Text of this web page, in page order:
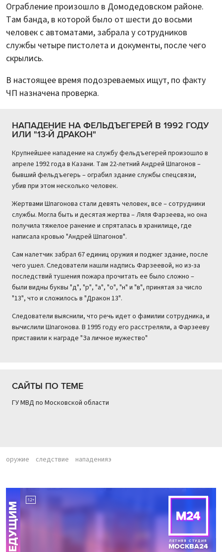
Ограбление произошло в Домодедовском районе.
Там банда, в которой было от шести до восьми
человек с автоматами, забрала у сотрудников
службы четыре пистолета и документы, после чего
скрылись.
В настоящее время подозреваемых ищут, по факту
ЧП назначена проверка.
НАПАДЕНИЕ НА ФЕЛЬДЪЕГЕРЕЙ В 1992 ГОДУ
ИЛИ "13-Й ДРАКОН"
Крупнейшее нападение на службу фельдъегерей произошло в
апреле 1992 года в Казани. Там 22-летний Андрей Шпагонов –
бывший фельдъегерь – ограбил здание службы спецсвязи,
убив при этом несколько человек.
Жертвами Шпагонова стали девять человек, все – сотрудники
службы. Могла быть и десятая жертва – Ляля Фарзеева, но она
получила тяжелое ранение и спряталась в хранилище, где
написала кровью "Андрей Шпагонов".
Сам налетчик забрал 67 единиц оружия и поджег здание, после
чего ушел. Следователи нашли надпись Фарзеевой, но из-за
последствий тушения пожара прочитать ее было сложно –
были видны буквы "д", "р", "а", "о", "н" и "в", принятая за число
"13", что и сложилось в "Дракон 13".
Следователи выяснили, что речь идет о фамилии сотрудника, и
вычислили Шпагонова. В 1995 году его расстреляли, а Фарзееву
приставили к награде "За личное мужество"
САЙТЫ ПО ТЕМЕ
ГУ МВД по Московской области
оружие следствие нападенияэ